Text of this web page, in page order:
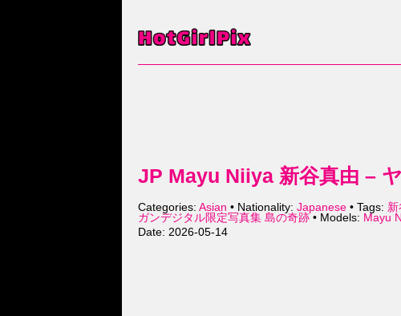
JP Mayu Niiya 新谷真由 –
Categories: Asian • Nationality: Japanese • Tags: 新
ガンデジタル限定写真集 島の奇跡 • Models: Mayu
Date: 2026-05-14